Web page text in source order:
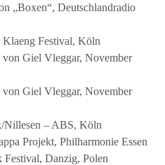
„Boxen“, Deutschlandradio
Festival, Köln
Giel Vleggar, November
Giel Vleggar, November
Nillesen – ABS, Köln
Projekt, Philharmonie Essen
Festival, Danzig, Polen